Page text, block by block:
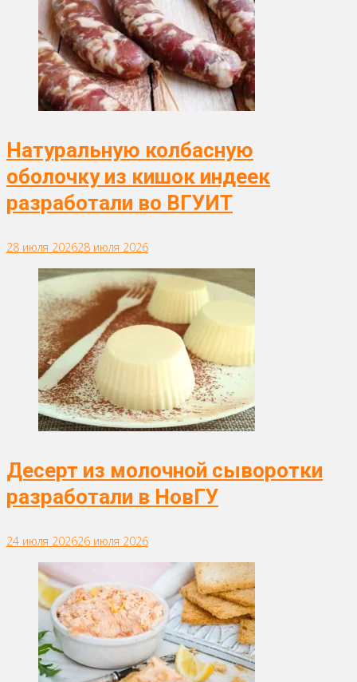
Натуральную колбасную
оболочку из кишок индеек
разработали во ВГУИТ
28 июля 202628 июля 2026
Десерт из молочной сыворотки
разработали в НовГУ
24 июля 202626 июля 2026